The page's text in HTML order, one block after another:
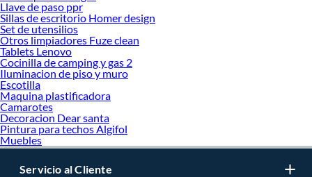
Llave de paso ppr
Sillas de escritorio Homer design
Set de utensilios
Otros limpiadores Fuze clean
Tablets Lenovo
Cocinilla de camping y gas 2
Iluminacion de piso y muro
Escotilla
Maquina plastificadora
Camarotes
Decoracion Dear santa
Pintura para techos Algifol
Muebles
Servicio al Cliente